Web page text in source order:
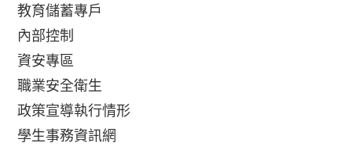
教育儲蓄專戶
內部控制
資安專區
職業安全衛生
政策宣導執行情形
學生事務資訊網